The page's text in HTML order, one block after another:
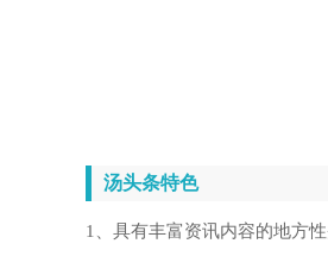
汤头条特色
1、具有丰富资讯内容的地方